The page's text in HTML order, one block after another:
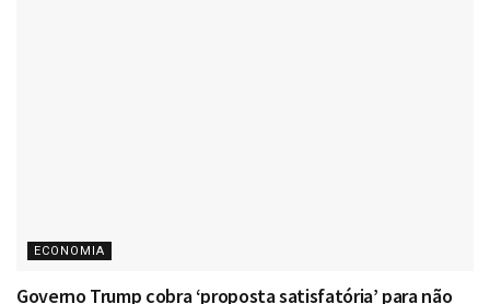
ECONOMIA
Governo Trump cobra ‘proposta satisfatória’ para não